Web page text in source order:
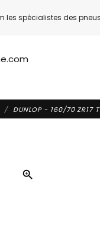
les spécialistes des
DUNLOP - 160/70 ZR17
zoom_in